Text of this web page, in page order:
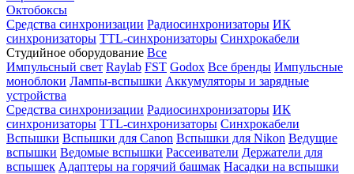
Октобоксы
Средства синхронизации Радиосинхронизаторы ИК
синхронизаторы TTL-синхронизаторы Синхрокабели
Студийное оборудование Все
Импульсный свет Raylab FST Godox Все бренды Импульсные
моноблоки Лампы-вспышки Аккумуляторы и зарядные
устройства
Средства синхронизации Радиосинхронизаторы ИК
синхронизаторы TTL-синхронизаторы Синхрокабели
Вспышки Вспышки для Canon Вспышки для Nikon Ведущие
вспышки Ведомые вспышки Рассеиватели Держатели для
вспышек Адаптеры на горячий башмак Насадки на вспышки